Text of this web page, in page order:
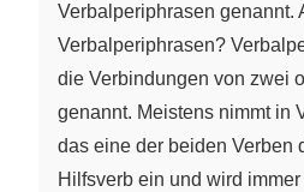
Verbalperiphrasen genannt.
Verbalperiphrasen?
die Verbindungen von zwei
genannt. Meistens nimmt in
das eine der beiden Verben
Hilfsverb ein und wird